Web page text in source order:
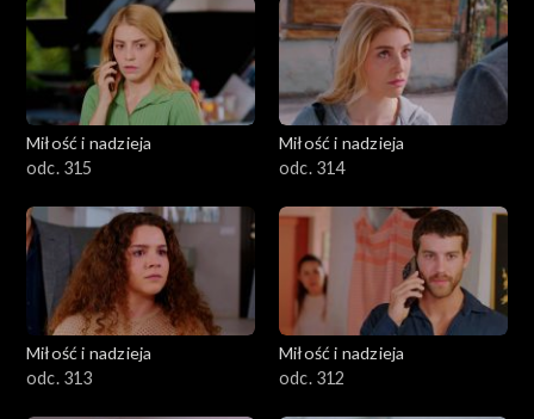
Miłość i nadzieja
odc. 315
Miłość i nadzieja
odc. 314
Miłość i nadzieja
odc. 313
Miłość i nadzieja
odc. 312